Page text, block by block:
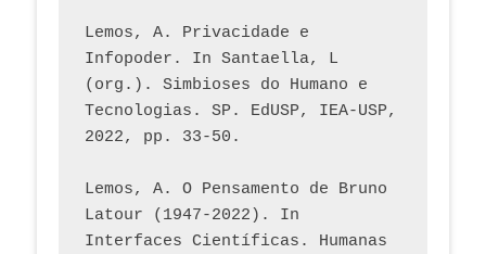
Lemos, A. Privacidade e
Infopoder. In Santaella, L
(org.). Simbioses do Humano e
Tecnologias. SP. EdUSP, IEA-USP,
2022, pp. 33-50.
Lemos, A. O Pensamento de Bruno
Latour (1947-2022). In
Interfaces Científicas. Humanas